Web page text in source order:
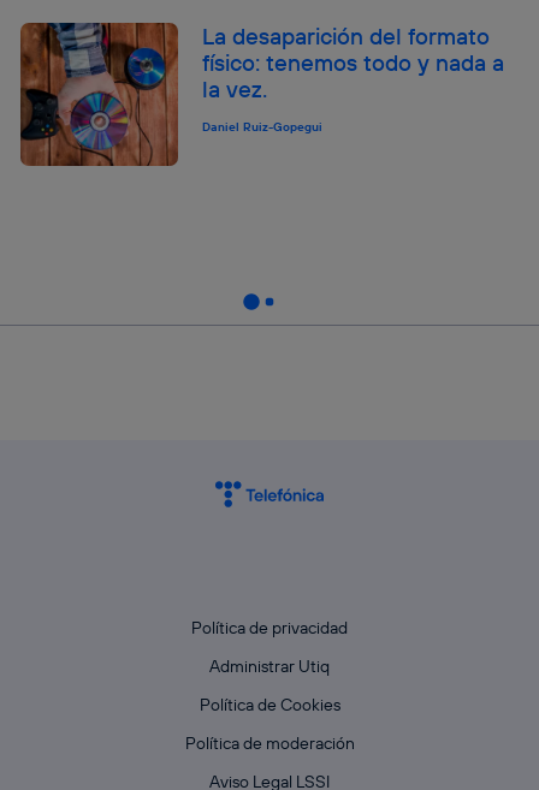
La desaparición del formato
físico: tenemos todo y nada a
la vez.
Daniel Ruiz-Gopegui
Política de privacidad
Administrar Utiq
Política de Cookies
Política de moderación
Aviso Legal LSSI